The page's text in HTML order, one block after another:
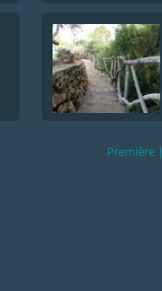
Première |